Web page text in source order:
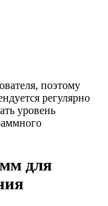
поэтому
регулярно
уровень
для